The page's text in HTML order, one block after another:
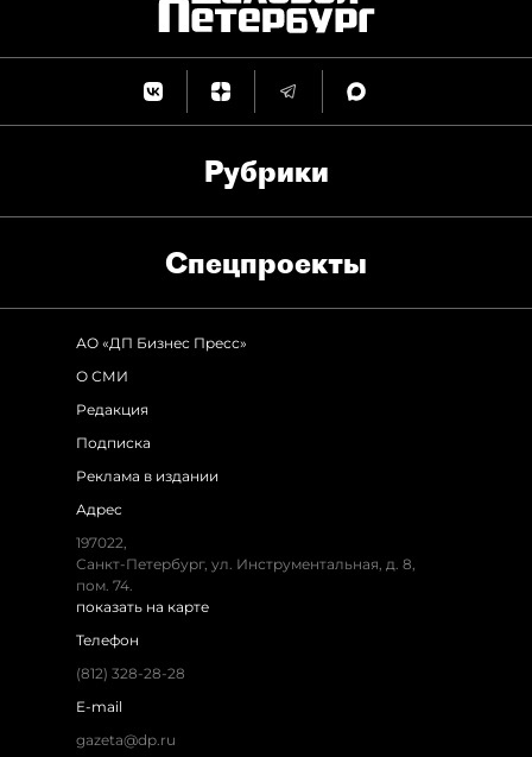
Рубрики
Спец­проекты
АО «ДП Бизнес Пресс»
О СМИ
Редакция
Подписка
Реклама в издании
Адрес
197022,
Санкт-Петербург, ул. Инструментальная, д. 8,
пом. 74.
показать на карте
Телефон
(812) 328-28-28
E-mail
gazeta@dp.ru